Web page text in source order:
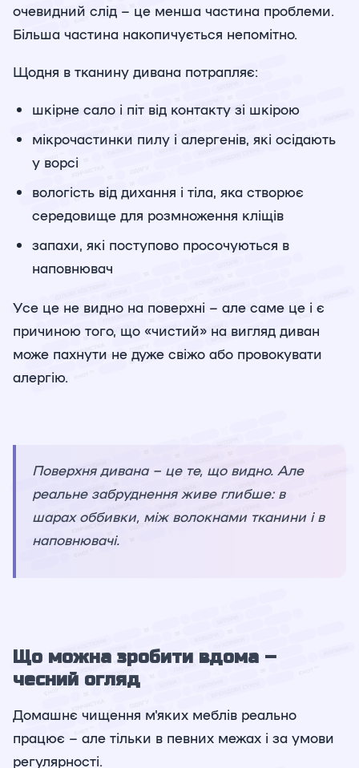
очевидний слід – це менша частина проблеми.
Більша частина накопичується непомітно.
Щодня в тканину дивана потрапляє:
шкірне сало і піт від контакту зі шкірою
мікрочастинки пилу і алергенів, які осідають
у ворсі
вологість від дихання і тіла, яка створює
середовище для розмноження кліщів
запахи, які поступово просочуються в
наповнювач
Усе це не видно на поверхні – але саме це і є
причиною того, що «чистий» на вигляд диван
може пахнути не дуже свіжо або провокувати
алергію.
Поверхня дивана – це те, що видно. Але
реальне забруднення живе глибше: в
шарах оббивки, між волокнами тканини і в
наповнювачі.
Що можна зробити вдома –
чесний огляд
Домашнє чищення м'яких меблів реально
працює – але тільки в певних межах і за умови
регулярності.